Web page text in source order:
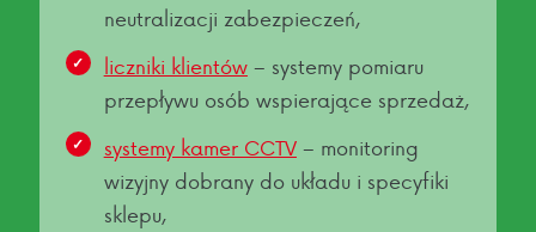
neutralizacji zabezpieczeń,
liczniki klientów– systemy pomiaru
przepływu osób wspierające sprzedaż,
systemy kamer CCTV– monitoring
wizyjny dobrany do układu i specyfiki
sklepu,